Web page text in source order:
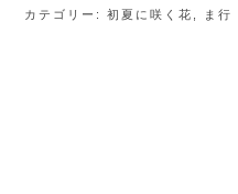
カテゴリー:初夏に咲く花 ま行